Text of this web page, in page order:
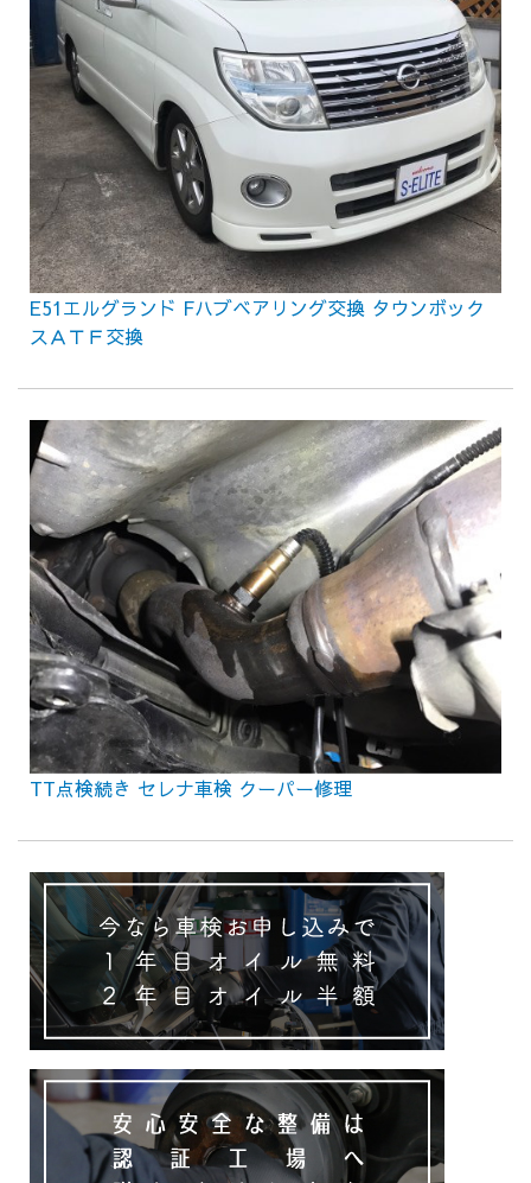
E51エルグランド Fハブベアリング交換 タウンボック
スＡＴＦ交換
TT点検続き セレナ車検 クーパー修理